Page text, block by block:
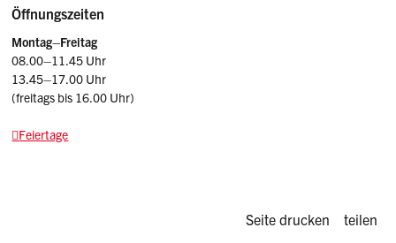
Öffnungszeiten
Montag–Freitag
08.00–11.45 Uhr
13.45–17.00 Uhr
(freitags bis 16.00 Uhr)
Feiertage
Diese Seite
Seite drucken teilen